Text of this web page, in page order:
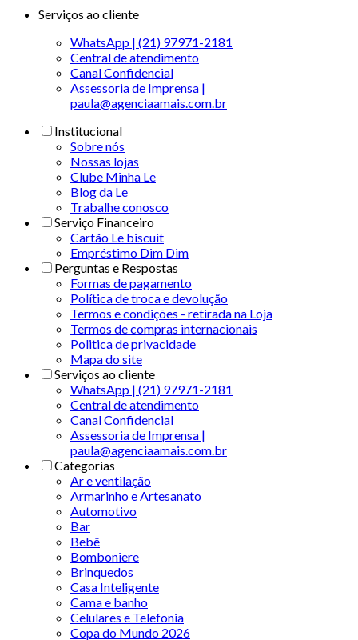
Serviços ao cliente
WhatsApp | (21) 97971-2181
Central de atendimento
Canal Confidencial
Assessoria de Imprensa |
paula@agenciaamais.com.br
Institucional
Sobre nós
Nossas lojas
Clube Minha Le
Blog da Le
Trabalhe conosco
Serviço Financeiro
Cartão Le biscuit
Empréstimo Dim Dim
Perguntas e Respostas
Formas de pagamento
Política de troca e devolução
Termos e condições - retirada na Loja
Termos de compras internacionais
Politica de privacidade
Mapa do site
Serviços ao cliente
WhatsApp | (21) 97971-2181
Central de atendimento
Canal Confidencial
Assessoria de Imprensa |
paula@agenciaamais.com.br
Categorias
Ar e ventilação
Armarinho e Artesanato
Automotivo
Bar
Bebê
Bomboniere
Brinquedos
Casa Inteligente
Cama e banho
Celulares e Telefonia
Copa do Mundo 2026